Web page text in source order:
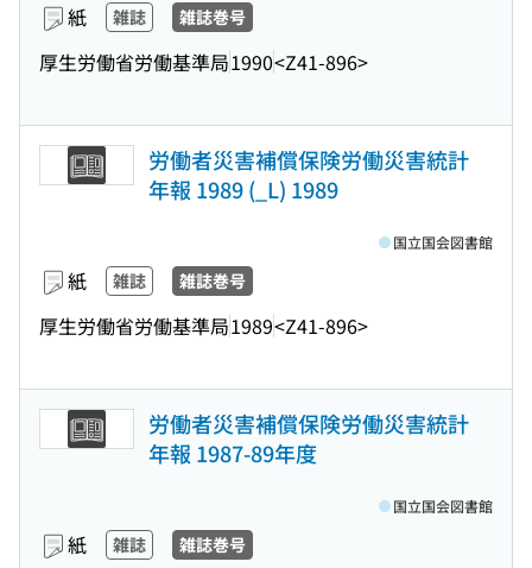
紙 雑誌 雑誌巻号
厚生労働省労働基準局1990<Z41-896>
労働者災害補償保険労働災害統計
年報 1989 (_L) 1989
紙 雑誌 雑誌巻号
厚生労働省労働基準局1989<Z41-896>
国立国会図書館
労働者災害補償保険労働災害統計
年報 1987-89年度
紙 雑誌 雑誌巻号
国立国会図書館